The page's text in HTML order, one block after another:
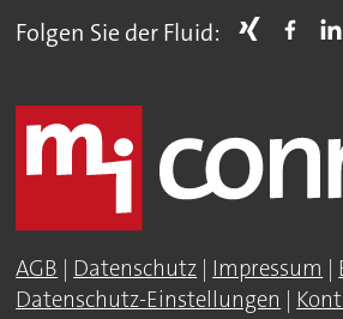
Folgen Sie der Fluid:
AGB | Datenschutz | Impressum |
Datenschutz-Einstellungen |